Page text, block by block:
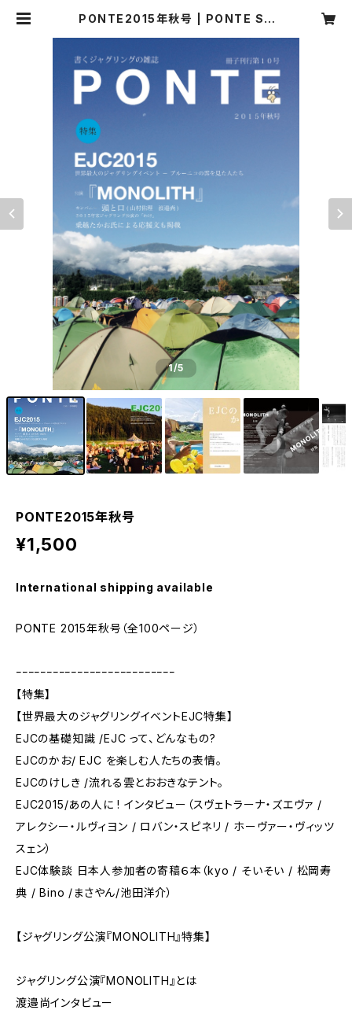
PONTE2015年秋号 | PONTE ST
1/5
PONTE2015年秋号
¥1,500
International shipping available
PONTE 2015年秋号（全100ページ）
ｰｰｰｰｰｰｰｰｰｰｰｰｰｰｰｰｰｰｰｰｰｰｰｰｰｰ
【特集】
【世界最大のジャグリングイベントEJC特集】
EJCの基礎知識 /EJC って、どんなもの?
EJCのかお/ EJC を楽しむ人たちの表情。
EJCのけしき /流れる雲とおおきなテント。
EJC2015/あの人に ! インタビュー（スヴェトラーナ・ズエヴァ /
アレクシー・ルヴィヨン / ロバン・スピネリ / ホーヴァー・ヴィッツ
スェン）
EJC体験談 日本人参加者の寄稿６本（kyo / そいそい / 松岡寿
典 / Bino /まさやん/池田洋介）
【ジャグリング公演『MONOLITH』特集】
ジャグリング公演『MONOLITH』とは
渡邉尚インタビュー